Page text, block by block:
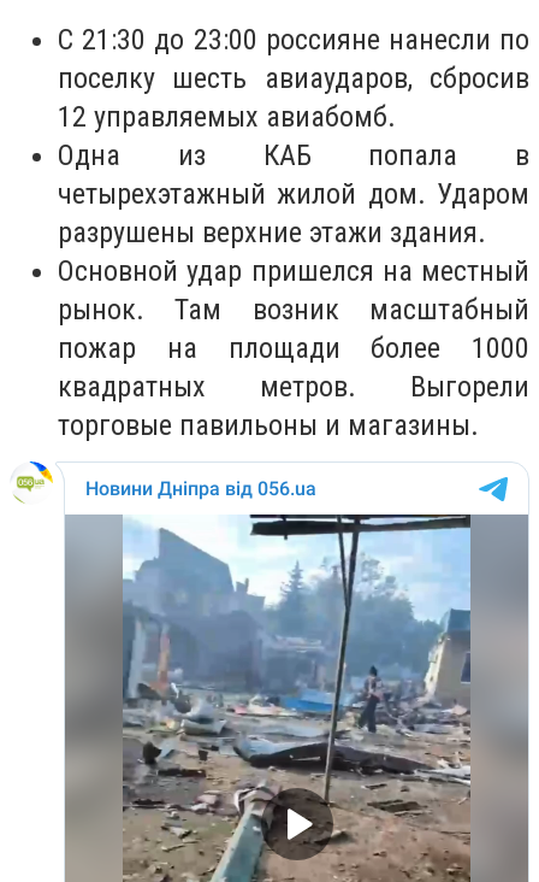
С 21:30 до 23:00 россияне нанесли по
поселку шесть авиаударов, сбросив
12 управляемых авиабомб.
Одна из КАБ попала в
четырехэтажный жилой дом. Ударом
разрушены верхние этажи здания.
Основной удар пришелся на местный
рынок. Там возник масштабный
пожар на площади более 1000
квадратных метров. Выгорели
торговые павильоны и магазины.